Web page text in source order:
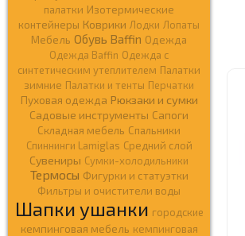
палатки Изотермические
контейнеры Коврики Лодки Лопаты
Мебель Обувь Baffin Одежда
Одежда Baffin Одежда c
синтетическим утеплителем Палатки
зимние Палатки и тенты Перчатки
Пуховая одежда Рюкзаки и сумки
Садовые инструменты Сапоги
Складная мебель Спальники
Спиннинги Lamiglas Средний слой
Сувениры Сумки-холодильники
Термосы Фигурки и статуэтки
Фильтры и очистители воды
Шапки ушанки городские
кемпинговая мебель кемпинговая